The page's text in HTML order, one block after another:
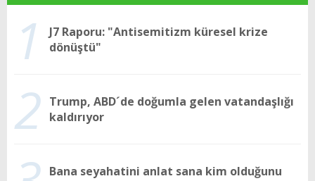
1
J7 Raporu: "Antisemitizm küresel krize
dönüştü"
2 Trump, ABD´de doğumla gelen vatandaşlığı
kaldırıyor
Bana seyahatini anlat sana kim olduğunu